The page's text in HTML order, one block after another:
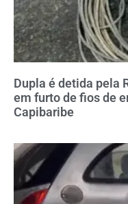
Dupla é detida pela
em furto de fios de
Capibaribe